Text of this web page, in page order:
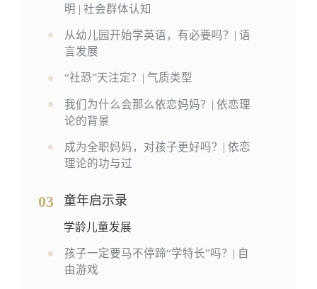
明 | 社会群体认知
从幼儿园开始学英语，有必要吗？| 语
言发展
“社恐”天注定？| 气质类型
我们为什么会那么依恋妈妈？| 依恋理
论的背景
成为全职妈妈，对孩子更好吗？| 依恋
理论的功与过
03 童年启示录
学龄儿童发展
孩子一定要马不停蹄“学特长”吗？| 自
由游戏